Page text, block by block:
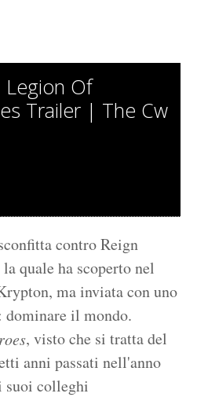
Of
Trailer | The Cw
contro Reign
quale ha scoperto nel
ma inviata con uno
dominare il mondo.
, visto che si tratta del
anni passati nell'anno
suoi colleghi